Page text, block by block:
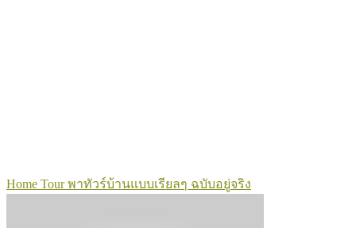
Home Tour พาทัวร์บ้านแบบเรียลๆ ฉบับอยู่จริง